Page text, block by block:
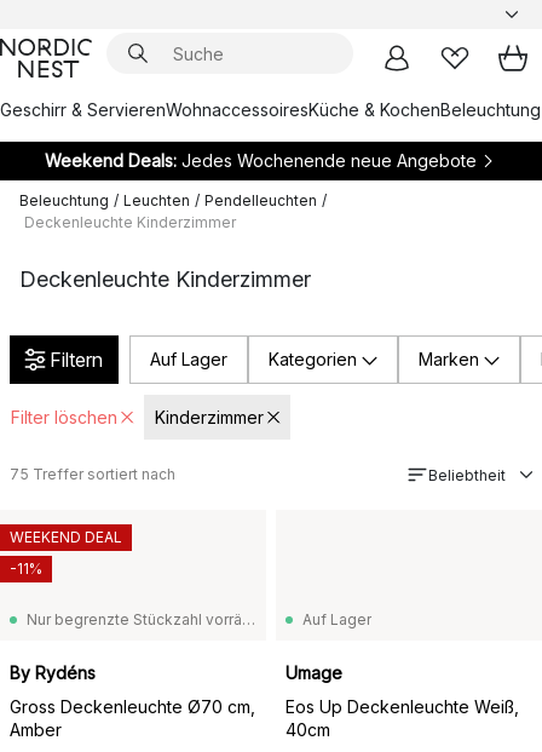
Geschirr & ServierenWohnaccessoiresKüche & KochenBeleuchtung
Weekend Deals:Jedes Wochenende neue Angebote
Beleuchtung / Leuchten / Pendelleuchten /
Deckenleuchte Kinderzimmer
Deckenleuchte Kinderzimmer
Filtern Auf Lager Kategorien Marken
Filter löschen Kinderzimmer
75 Treffer sortiert nach Beliebtheit
Nur begrenzte Stückzahl vorrätig
By Rydéns
Gross Deckenleuchte Ø70 cm,
Amber
WEEKEND DEAL
-11%
Auf Lager
Umage
Eos Up Deckenleuchte Weiß,
40cm